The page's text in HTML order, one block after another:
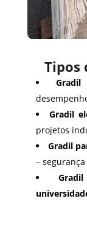
Tipos
Gradil
projetos
Gradil
–